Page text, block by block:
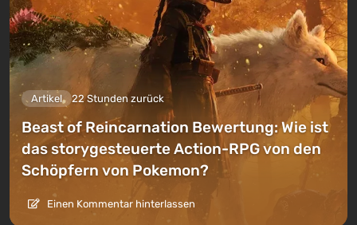
Artikel 22 Stunden zurück
Beast of Reincarnation Bewertung: Wie ist
das storygesteuerte Action-RPG von den
Schöpfern von Pokemon?
Einen Kommentar hinterlassen